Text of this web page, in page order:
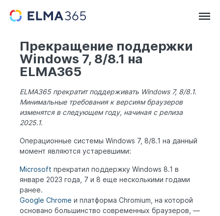
Прекращение поддержки
Windows 7, 8/8.1 на
ELMA365
ELMA365 прекратит поддерживать Windows 7, 8/8.1.
Минимальные требования к версиям браузеров
изменятся в следующем году, начиная с релиза
2025.1.
Операционные системы Windows 7, 8/8.1 на данный
момент являются устаревшими:
Microsoft прекратил поддержку Windows 8.1 в
январе 2023 года, 7 и 8 еще несколькими годами
ранее.
Google Chrome и платформа Chromium, на которой
основано большинство современных браузеров, —